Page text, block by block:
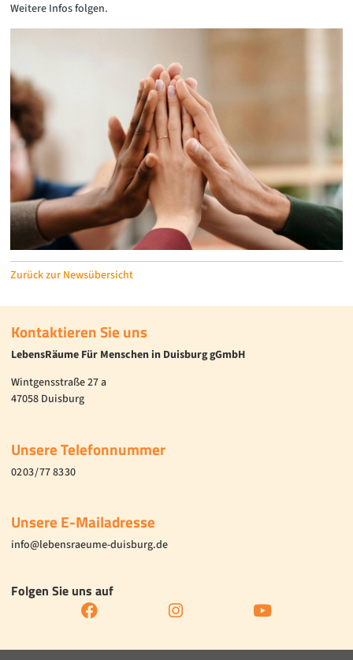
Weitere Infos folgen.
Zurück zur Newsübersicht
Kontaktieren Sie uns
LebensRäume Für Menschen in Duisburg gGmbH
Wintgensstraße 27 a
47058 Duisburg
Unsere Telefonnummer
02 03 / 77 83 30
Unsere E-Mailadresse
info@lebensraeume-duisburg.de
Folgen Sie uns auf